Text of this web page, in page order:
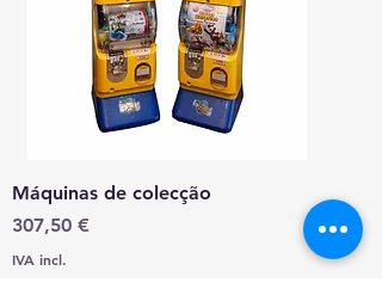
Máquinas de colecção
Preço
307,50 €
IVA incl.